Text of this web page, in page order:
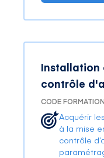
Installation
contrôle
CODE
Acquérir
à la mise
contrôle